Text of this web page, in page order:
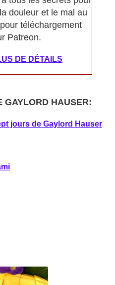
douleur et le mal au
téléchargement
Patreon.
DE DÉTAILS
GAYLORD HAUSER:
jours de Gaylord Hauser